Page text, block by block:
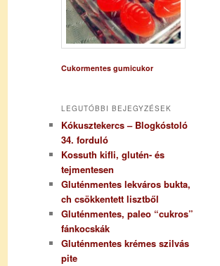
Cukormentes gumicukor
LEGUTÓBBI BEJEGYZÉSEK
Kókusztekercs – Blogkóstoló
34. forduló
Kossuth kifli, glutén- és
tejmentesen
Gluténmentes lekváros bukta,
ch csökkentett lisztből
Gluténmentes, paleo “cukros”
fánkocskák
Gluténmentes krémes szilvás
pite